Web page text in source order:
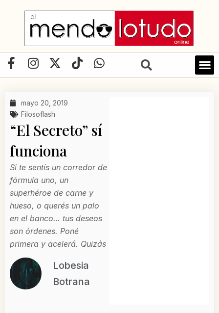
contenido
F
a
e
b
o
o
k
-
f
I
n
t
a
g
r
a
m
X
-
w
i
t
e
r
T
i
k
W
h
a
p
mayo 20, 2019
Filosoflash
“El Secreto” sí
funciona
Si te sentís un corredor de
fórmula uno, un
superhéroe de carne y
hueso, o querés un palo
en el banco… tus deseos
son órdenes. Poné
primera y acelerá. Quizás
Lobesia
Botrana